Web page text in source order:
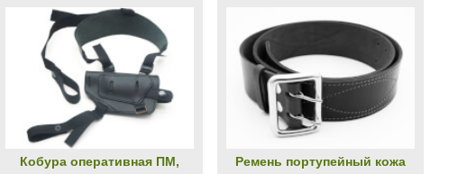
Кобура оперативная ПМ,
Ремень портупейный кожа